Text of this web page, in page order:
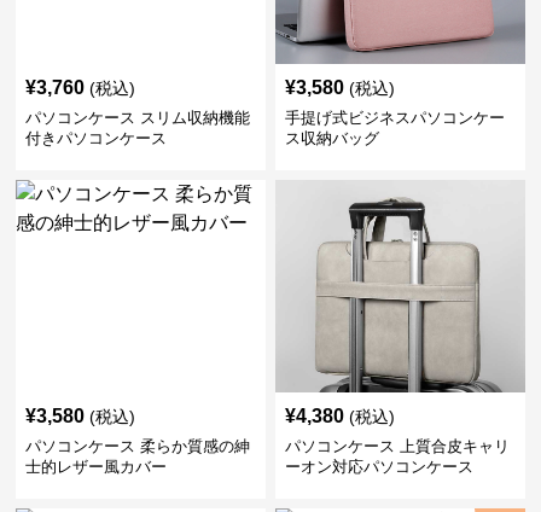
¥3,760 (税込)
パソコンケース スリム収納機能
付きパソコンケース
¥3,580 (税込)
手提げ式ビジネスパソコンケー
ス収納バッグ
¥3,580 (税込)
パソコンケース 柔らか質感の紳
士的レザー風カバー
¥4,380 (税込)
パソコンケース 上質合皮キャリ
ーオン対応パソコンケース